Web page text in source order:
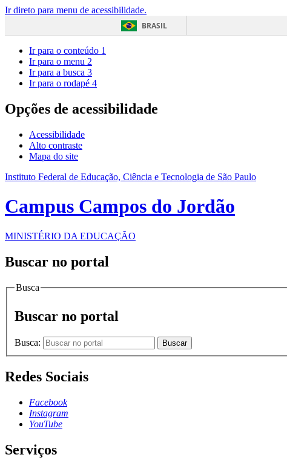
Ir direto para menu de acessibilidade.
BRASIL
Ir para o conteúdo 1
Ir para o menu 2
Ir para a busca 3
Ir para o rodapé 4
Opções de acessibilidade
Acessibilidade
Alto contraste
Mapa do site
Instituto Federal de Educação, Ciência e Tecnologia de São Paulo
Campus Campos do Jordão
MINISTÉRIO DA EDUCAÇÃO
Buscar no portal
Busca
Buscar no portal
Busca: Buscar
Redes Sociais
Facebook
Instagram
YouTube
Serviços